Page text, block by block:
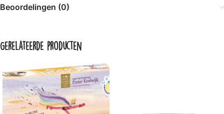
Beoordelingen (0)
Gerelateerde producten